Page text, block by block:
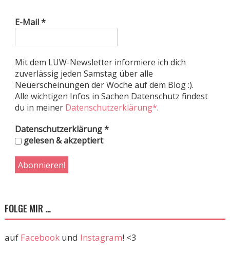
E-Mail*
Mit dem LUW-Newsletter informiere ich dich
zuverlässig jeden Samstag über alle
Neuerscheinungen der Woche auf dem Blog :).
Alle wichtigen Infos in Sachen Datenschutz findest
du in meiner Datenschutzerklärung*.
Datenschutzerklärung*
gelesen & akzeptiert
FOLGE MIR …
auf Facebookund Instagram! <3